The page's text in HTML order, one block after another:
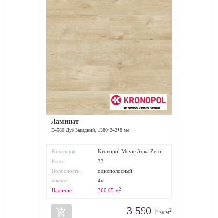
Ламинат
D4580 Дуб Западный, 1380*242*8 мм
Коллекция:
Kronopol Movie Aqua Zero
Класс
износостойкости:
33
Полосность:
однополосный
Фаска:
4v
Наличие:
360.05 м2
add_shopping_cart 3 590 ₽ за м2